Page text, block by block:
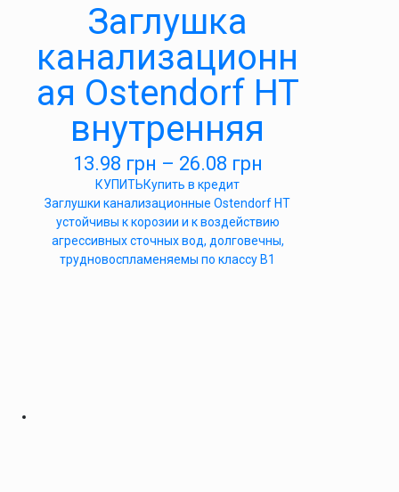
Заглушка
канализационн
ая Ostendorf HT
внутренняя
13.98 грн – 26.08 грн
КУПИТЬКупить в кредит
Заглушки канализационные Ostendorf HT
устойчивы к корозии и к воздействию
агрессивных сточных вод, долговечны,
трудновоспламеняемы по классу B1